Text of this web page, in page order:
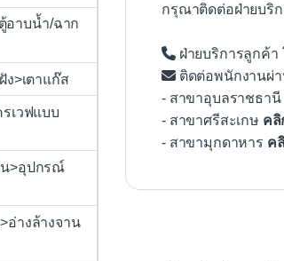
กรุณาติดต่อฝ่ายบริ
ฝ่ายบริการลูกค้า
ติดต่อพนักงานผ่
- สาขาอุบลราชธานี
- สาขาศรีสะเกษ ค
- สาขามุกดาหาร ค
อาบน้ำ/ฉาก
>เตาแก๊ส
เวฟแบบ
น>อุปกรณ์
อ่างล้างจาน